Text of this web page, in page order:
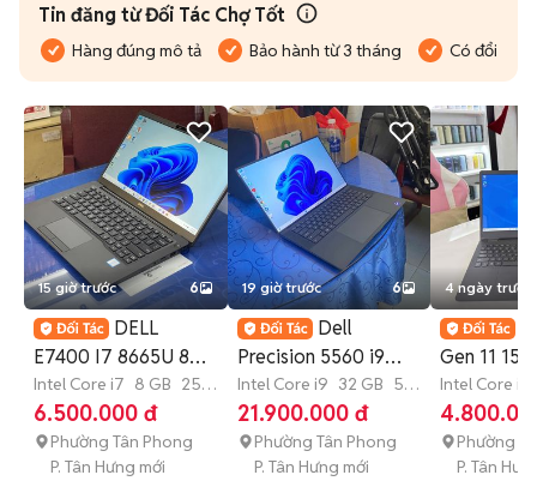
Tin đăng từ Đối Tác Chợ Tốt
Hàng đúng mô tả Bảo hành từ 3 tháng Có đổi trả
15 giờ trước 6
DELL
E7400 I7 8665U 8GB
256GB 14"FHD ZIN
99% USA
Intel Core i7 8 GB 256
GB SSD
6.500.000 đ
Phường Tân Phong
P. Tân Hưng mới
19 giờ trước 6
Dell
Precision 5560 i9
11950H 32G 512G
15.6 VGA 4G
Intel Core i9 32 GB 512
GB SSD
21.900.000 đ
Phường Tân Phong
P. Tân Hưng mới
4 ngày trước
Gen 11
8GB/
Góp
Intel Core i3
GB SSD
Phường
P. Tân